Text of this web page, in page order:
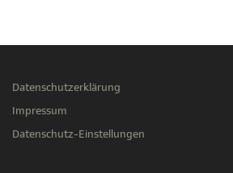
Datenschutzerklärung
Impressum
Datenschutz-Einstellungen